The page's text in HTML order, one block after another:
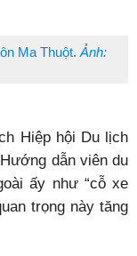
Ma Thuột. Ảnh:
Hiệp hội Du lịch
dẫn viên du
ấy như “cỗ xe
trọng này tăng